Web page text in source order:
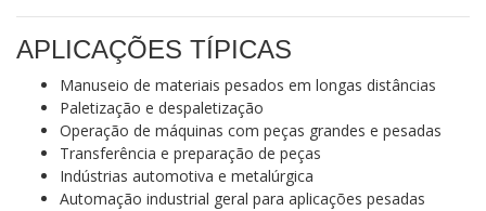
APLICAÇÕES TÍPICAS
Manuseio de materiais pesados em longas distâncias
Paletização e despaletização
Operação de máquinas com peças grandes e pesadas
Transferência e preparação de peças
Indústrias automotiva e metalúrgica
Automação industrial geral para aplicações pesadas